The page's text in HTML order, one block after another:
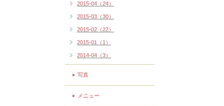
2015-04（24）
2015-03（30）
2015-02（22）
2015-01（1）
2014-04（3）
写真
メニュー